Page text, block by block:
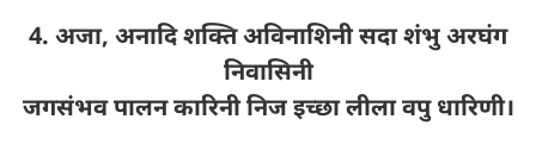
4. अजा, अनादि शक्ति अविनाशिनी सदा शंभु अरघंग
निवासिनी
जगसंभव पालन कारिनी निज इच्छा लीला वपु धारिणी।